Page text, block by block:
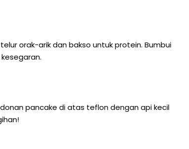
orak-arik dan bakso untuk protein. Bumbui
pancake di atas teflon dengan api kecil